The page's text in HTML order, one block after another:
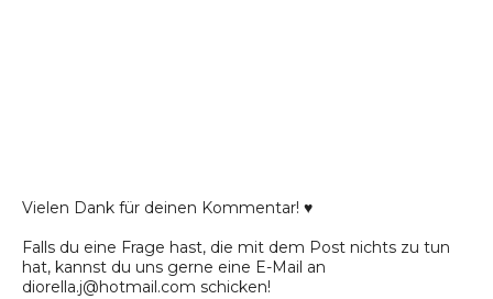
Vielen Dank für deinen Kommentar! ♥
Falls du eine Frage hast, die mit dem Post nichts zu tun
hat, kannst du uns gerne eine E-Mail an
diorella.j@hotmail.com schicken!